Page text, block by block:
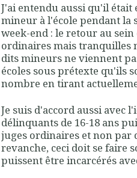
J'ai entendu aussi qu'il était
mineur à l'école pendant la
week-end : le retour au sein
ordinaires mais tranquilles
dits mineurs ne viennent
écoles sous prétexte qu'ils
nombre en tirant
Je suis d'accord aussi avec
délinquants de 16-18 ans
juges ordinaires et non par
revanche, ceci doit se faire
puissent être incarcérés